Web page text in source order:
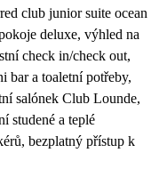
club junior suite ocean
deluxe, výhled na
check in/check out,
bar a toaletní potřeby,
salónek Club Lounde,
studené a teplé
bezplatný přístup k